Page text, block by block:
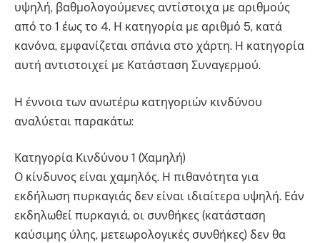
υψηλή, βαθμολογούμενες αντίστοιχα με αριθμούς
από το 1 έως το 4. Η κατηγορία με αριθμό 5, κατά
κανόνα, εμφανίζεται σπάνια στο χάρτη. Η κατηγορία
αυτή αντιστοιχεί με Κατάσταση Συναγερμού.
Η έννοια των ανωτέρω κατηγοριών κινδύνου
αναλύεται παρακάτω:
Κατηγορία Κινδύνου 1 (Χαμηλή)
Ο κίνδυνος είναι χαμηλός. Η πιθανότητα για
εκδήλωση πυρκαγιάς δεν είναι ιδιαίτερα υψηλή. Εάν
εκδηλωθεί πυρκαγιά, οι συνθήκες (κατάσταση
καύσιμης ύλης, μετεωρολογικές συνθήκες) δεν θα